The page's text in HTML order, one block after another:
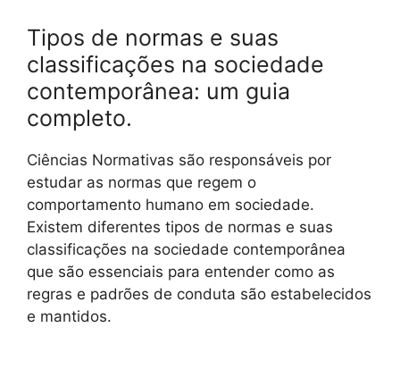
Tipos de normas e suas
classificações na sociedade
contemporânea: um guia
completo.
Ciências Normativas são responsáveis por
estudar as normas que regem o
comportamento humano em sociedade.
Existem diferentes tipos de normas e suas
classificações na sociedade contemporânea
que são essenciais para entender como as
regras e padrões de conduta são estabelecidos
e mantidos.